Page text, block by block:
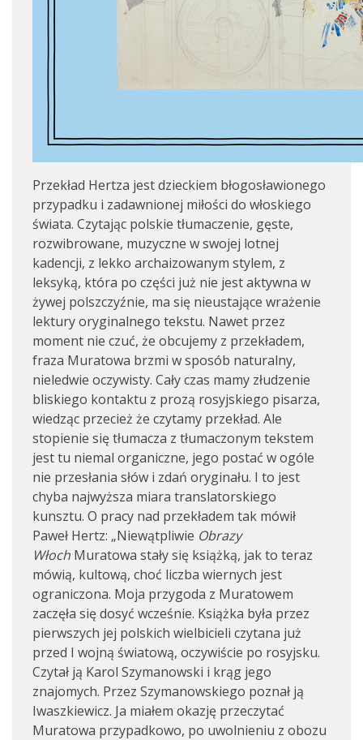
Przekład Hertza jest dzieckiem błogosławionego
przypadku i zadawnionej miłości do włoskiego
świata. Czytając polskie tłumaczenie, gęste,
rozwibrowane, muzyczne w swojej lotnej
kadencji, z lekko archaizowanym stylem, z
leksyką, która po części już nie jest aktywna w
żywej polszczyźnie, ma się nieustające wrażenie
lektury oryginalnego tekstu. Nawet przez
moment nie czuć, że obcujemy z przekładem,
fraza Muratowa brzmi w sposób naturalny,
nieledwie oczywisty. Cały czas mamy złudzenie
bliskiego kontaktu z prozą rosyjskiego pisarza,
wiedząc przecież że czytamy przekład. Ale
stopienie się tłumacza z tłumaczonym tekstem
jest tu niemal organiczne, jego postać w ogóle
nie przesłania słów i zdań oryginału. I to jest
chyba najwyższa miara translatorskiego
kunsztu. O pracy nad przekładem tak mówił
Paweł Hertz: „Niewątpliwie Obrazy
Włoch Muratowa stały się książką, jak to teraz
mówią, kultową, choć liczba wiernych jest
ograniczona. Moja przygoda z Muratowem
zaczęła się dosyć wcześnie. Książka była przez
pierwszych jej polskich wielbicieli czytana już
przed I wojną światową, oczywiście po rosyjsku.
Czytał ją Karol Szymanowski i krąg jego
znajomych. Przez Szymanowskiego poznał ją
Iwaszkiewicz. Ja miałem okazję przeczytać
Muratowa przypadkowo, po uwolnieniu z obozu